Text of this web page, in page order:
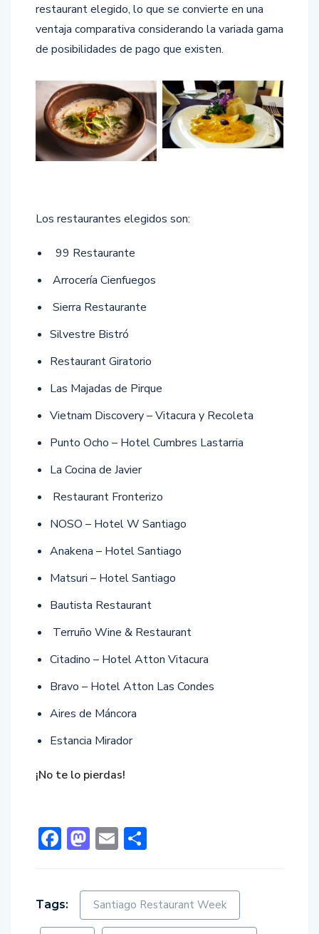
restaurant elegido, lo que se convierte en una
ventaja comparativa considerando la variada gama
de posibilidades de pago que existen.
Los restaurantes elegidos son:
99 Restaurante
Arrocería Cienfuegos
Sierra Restaurante
Silvestre Bistró
Restaurant Giratorio
Las Majadas de Pirque
Vietnam Discovery – Vitacura y Recoleta
Punto Ocho – Hotel Cumbres Lastarria
La Cocina de Javier
Restaurant Fronterizo
NOSO – Hotel W Santiago
Anakena – Hotel Santiago
Matsuri – Hotel Santiago
Bautista Restaurant
Terruño Wine & Restaurant
Citadino – Hotel Atton Vitacura
Bravo – Hotel Atton Las Condes
Aires de Máncora
Estancia Mirador
¡No te lo pierdas!
Facebook
Mastodon
Email
Tags: Santiago Restaurant Week